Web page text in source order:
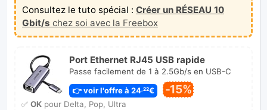
Consultez le tuto spécial : Créer un RÉSEAU 10
Gbit/s chez soi avec la Freebox
Port Ethernet RJ45 USB rapide
Passe facilement de 1 à 2.5Gb/s en USB-C
👉 voir l'offre à 24 ,22€ -15%
✅ OKpour Delta, Pop, Ultra